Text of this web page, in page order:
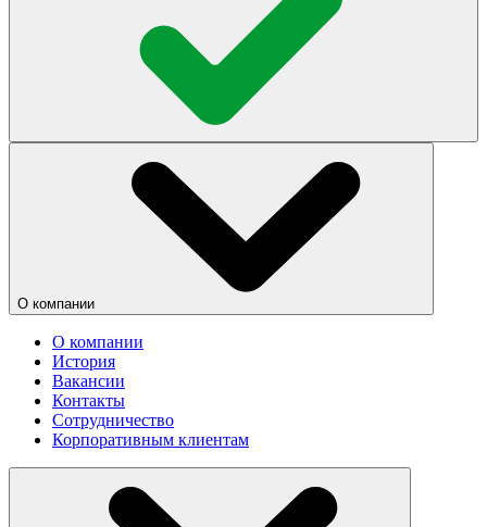
О компании
О компании
История
Вакансии
Контакты
Сотрудничество
Корпоративным клиентам